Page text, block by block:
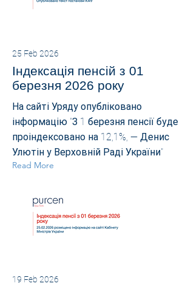
25 Feb 2026
Індексація пенсій з 01
березня 2026 року
На сайті Уряду опубліковано
інформацію "З 1 березня пенсії буде
проіндексовано на 12,1%, — Денис
Улютін у Верховній Раді України"
Read More
19 Feb 2026